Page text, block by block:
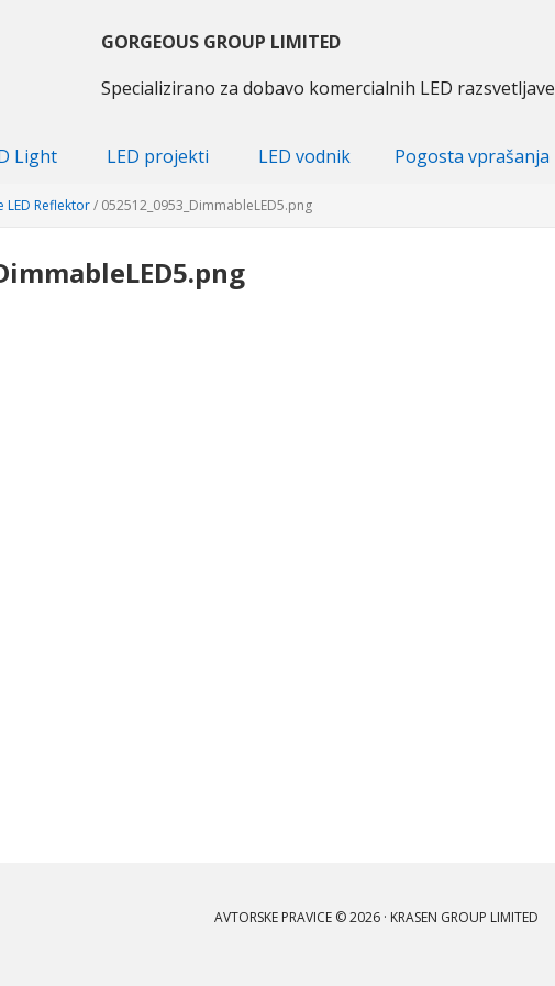
GORGEOUS GROUP LIMITED
Specializirano za dobavo komercialnih LED razsvetljave
Light LED projekti LED vodnik Pogosta vprašanja
LED Reflektor/ 052512 _0953_DimmableLED5.png
AVTORSKE PRAVICE © 2026 · KRASEN GROUP LIMITED